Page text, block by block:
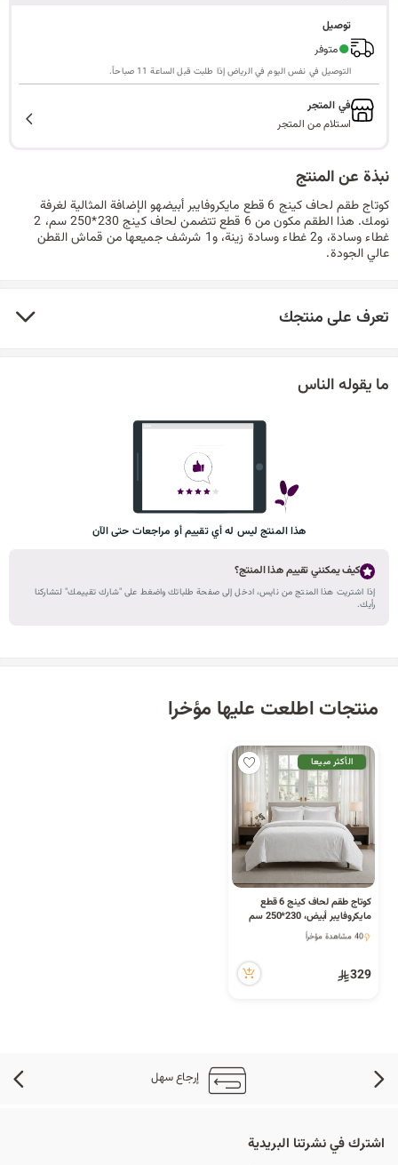
توصيل
●متوفر
التوصيل في نفس اليوم في الرياض إذا طلبت قبل الساعة 11 صباحاً.
في المتجر
استلام من المتجر
نبذة عن المنتج
كوتاج طقم لحاف كينج 6 قطع مايكروفايبر أبيضهو الإضافة المثالية لغرفة
نومك. هذا الطقم مكون من 6 قطع تتضمن لحاف كينج 230*250 سم، 2
غطاء وسادة، و2 غطاء وسادة زينة، و1 شرشف جميعها من قماش القطن
عالي الجودة.
تعرف على منتجك
ما يقوله الناس
هذا المنتج ليس له أي تقييم أو مراجعات حتى الآن
كيف يمكنني تقييم هذا المنتج؟
إذا اشتريت هذا المنتج من نايس، ادخل إلى صفحة طلباتك واضغط على "شارك تقييمك" لتشاركنا
رأيك.
منتجات اطلعت عليها مؤخرا
الأكثر مبيعا
كوتاج طقم لحاف كينج 6 قطع
مايكروفايبر أبيض، 230*250 سم
1 كمية متوفرة
40 مشاهدة مؤخراً
329
إرجاع سهل
اشترك في نشرتنا البريدية